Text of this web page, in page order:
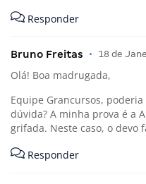
Responder
Bruno Freitas • 18 de
Olá! Boa madrugada,
Equipe Grancursos,
dúvida? A minha prova é a
grifada. Neste caso, o devo
Responder